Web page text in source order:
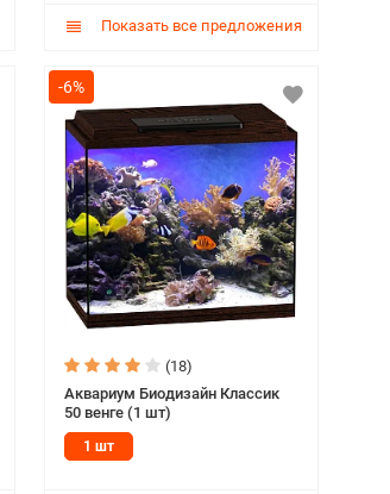
Показать все предложения
-6%
(18)
Аквариум Биодизайн Классик
50 венге (1 шт)
1 шт